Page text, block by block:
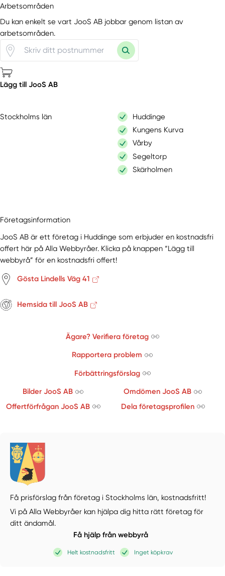
Arbetsområden
Du kan enkelt se vart JooS AB jobbar genom listan av
arbetsområden.
Lägg till JooS AB
Stockholms län
Huddinge
Kungens Kurva
Vårby
Segeltorp
Skärholmen
Företagsinformation
JooS AB är ett företag i Huddinge som erbjuder en kostnadsfri
offert här på Alla Webbyråer. Klicka på knappen “Lägg till
webbyrå” för en kostnadsfri offert!
Gösta Lindells Väg 41
Hemsida till JooS AB
Ägare? Verifiera företag
Rapportera problem
Förbättringsförslag
Bilder JooS AB
Omdömen JooS AB
Offertförfrågan JooS AB
Dela företagsprofilen
Få prisförslag från företag i Stockholms län, kostnadsfritt!
Vi på Alla Webbyråer kan hjälpa dig hitta rätt företag för
ditt ändamål.
Få hjälp från webbyrå
Helt kostnadsfritt Inget köpkrav